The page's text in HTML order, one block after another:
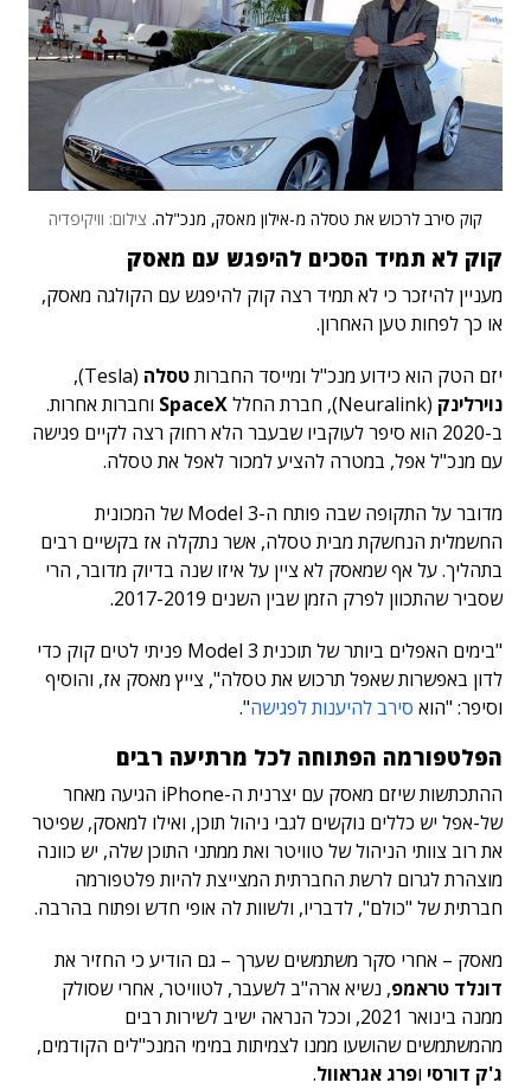
קוק סירב לרכוש את טסלה מ-אילון מאסק, מנכ"לה. צילום: וויקיפדיה
קוק לא תמיד הסכים להיפגש עם מאסק
מעניין להיזכר כי לא תמיד רצה קוק להיפגש עם הקולגה מאסק,
או כך לפחות טען האחרון.
יזם הטק הוא כידוע מנכ"ל ומייסד החברותטסלה (Tesla),
נוירלינק (Neuralink), חברת החלל SpaceX וחברות אחרות.
ב-2020 הוא סיפר לעוקביו שבעבר הלא רחוק רצה לקיים פגישה
עם מנכ"ל אפל, במטרה להציע למכור לאפל את טסלה.
מדובר על התקופה שבה פותח ה-Model 3 של המכונית
החשמלית הנחשקת מבית טסלה, אשר נתקלה אז בקשיים רבים
בתהליך. על אף שמאסק לא ציין על איזו שנה בדיוק מדובר, הרי
שסביר שהתכוון לפרק הזמן שבין השנים 2017-2019.
"בימים האפלים ביותר של תוכנית Model 3 פניתי לטים קוק כדי
לדון באפשרות שאפל תרכוש את טסלה", צייץ מאסק אז, והוסיף
וסיפר: "הוא סירב להיענות לפגישה".
הפלטפורמה הפתוחה לכל מרתיעה רבים
ההתכתשות שיזם מאסק עם יצרנית ה-iPhone הגיעה מאחר
של-אפל יש כללים נוקשים לגבי ניהול תוכן, ואילו למאסק, שפיטר
את רוב צוותי הניהול של טוויטר ואת ממתני התוכן שלה, יש כוונה
מוצהרת לגרום לרשת החברתית המצייצת להיות פלטפורמה
חברתית של "כולם", לדבריו, ולשוות לה אופי חדש ופתוח בהרבה.
מאסק – אחרי סקר משתמשים שערך – גם הודיע כי החזיר את
דונלד טראמפ, נשיא ארה"ב לשעבר, לטוויטר, אחרי שסולק
ממנה בינואר 2021, וככל הנראה ישיב לשירות רבים
מהמשתמשים שהושעו ממנו לצמיתות במימי המנכ"לים הקודמים,
ג'ק דורסי ופרג אגראוול.